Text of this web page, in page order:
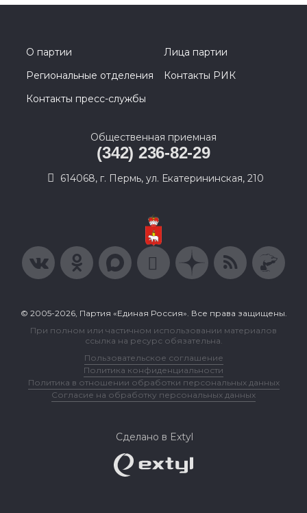
О партии
Лица партии
Региональные отделения
Контакты РИК
Контакты пресс-службы
Общественная приемная
(342) 236-82-29
614068, г. Пермь, ул. Екатерининская, 210
© 2005-2026, Партия «Единая Россия». Все права защищены.
При полном или частичном использовании материалов
ссылка на ресурс обязательна.
Пользовательское соглашение
Политика конфиденциальности
Политика в отношении обработки персональных данных
Согласие на обработку персональных данных
Сделано в Extyl